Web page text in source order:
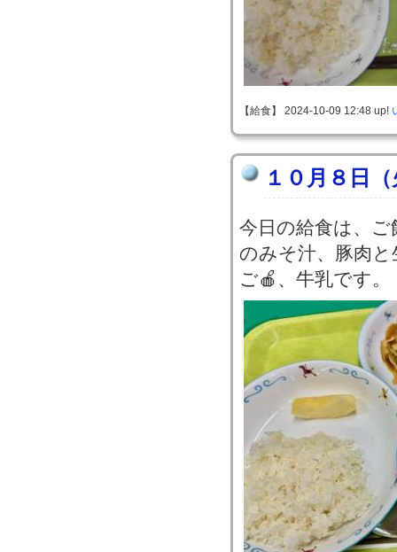
【給食】 2024-10-09 12:48 up!
１０月８日
今日の給食は、
のみそ汁、豚肉
ご🍎、牛乳です。